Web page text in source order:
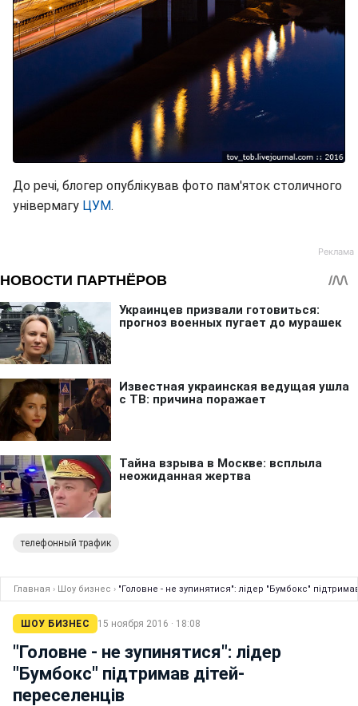
До речі, блогер опублікував фото пам'яток столичного
універмагу ЦУМ.
телефонный трафик
Главная › Шоу бизнес › "Головне - не зупинятися": лідер "Бумбокс"
ШОУ БИЗНЕС 15 ноября 2016 · 18:08
"Головне - не зупинятися": лідер
"Бумбокс" підтримав дітей-
переселенців